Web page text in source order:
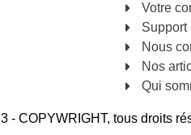
Votre
Support
Nous
Nos
Qui
- COPYWRIGHT, tous droits